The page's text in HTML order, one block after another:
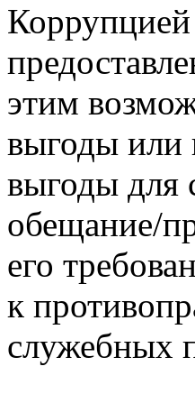
Коррупцией
этим
выгоды или
выгоды для
обещание/
его
к
служебных